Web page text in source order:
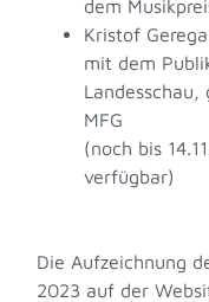
dem
Kristof
mit dem
MFG
(noch bis
verfügbar)
Die Aufzeichnung
2023 auf der